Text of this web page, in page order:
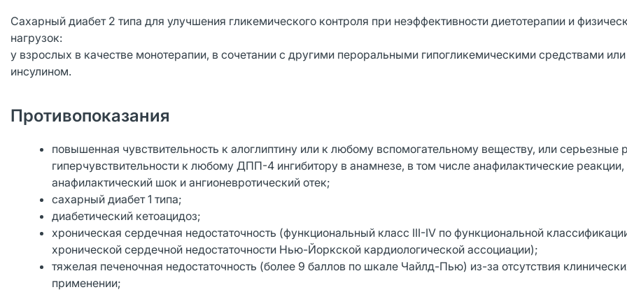
Сахарный диабет 2 типа для улучшения гликемического контроля при неэффективности диетотерапии и
нагрузок:
у взрослых в качестве монотерапии, в сочетании с другими пероральными гипогликемическими средствами или
инсулином.
Противопоказания
повышенная чувствительность к алоглиптину или к любому вспомогательному веществу, или серьезные
гиперчувствительности к любому ДПП-4 ингибитору в анамнезе, в том числе анафилактические реакции,
анафилактический шок и ангионевротический отек;
сахарный диабет 1 типа;
диабетический кетоацидоз;
хроническая сердечная недостаточность (функциональный класс III-IV по функциональной
хронической сердечной недостаточности Нью-Йоркской кардиологической ассоциации);
тяжелая печеночная недостаточность (более 9 баллов по шкале Чайлд-Пью) из-за отсутствия
применении;